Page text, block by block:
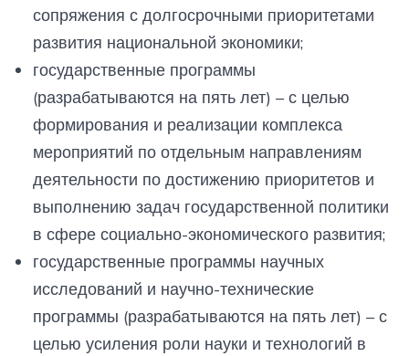
сопряжения с долгосрочными приоритетами
развития национальной экономики;
государственные программы
(разрабатываются на пять лет) – с целью
формирования и реализации комплекса
мероприятий по отдельным направлениям
деятельности по достижению приоритетов и
выполнению задач государственной политики
в сфере социально-экономического развития;
государственные программы научных
исследований и научно-технические
программы (разрабатываются на пять лет) – с
целью усиления роли науки и технологий в